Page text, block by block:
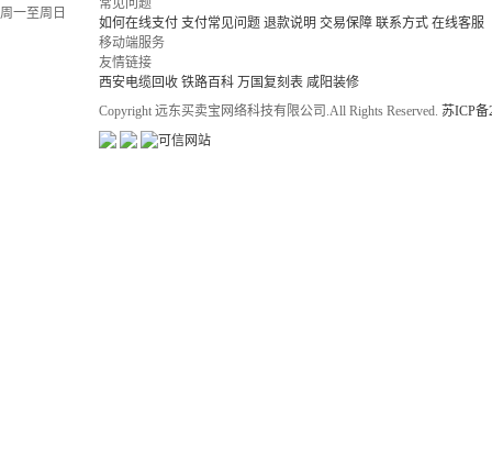
周一至周日
常见问题
如何在线支付 支付常见问题 退款说明 交易保障 联系方式 在线客服
移动端服务
友情链接
西安电缆回收 铁路百科 万国复刻表 咸阳装修
Copyright 远东买卖宝网络科技有限公司.All Rights Reserved. 苏ICP备